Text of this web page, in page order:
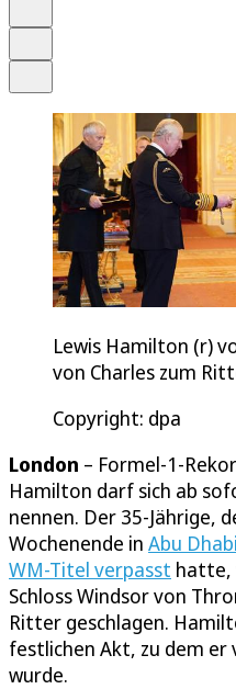
Lewis Hamilton (r)
von Charles zum
Copyright: dpa
London – Formel-1-
Hamilton darf sich ab
nennen. Der 35-Jährige,
Wochenende in Abu
WM-Titel verpasst hatte,
Schloss Windsor von
Ritter geschlagen.
festlichen Akt, zu dem
wurde.